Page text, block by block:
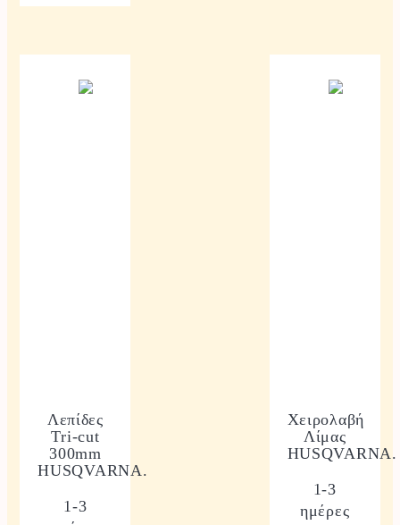
Λεπίδες
Tri-cut
300mm
HUSQVARNA.
1-3
Χειρολαβή
Λίμας
HUSQVARNA.
1-3
ημέρες